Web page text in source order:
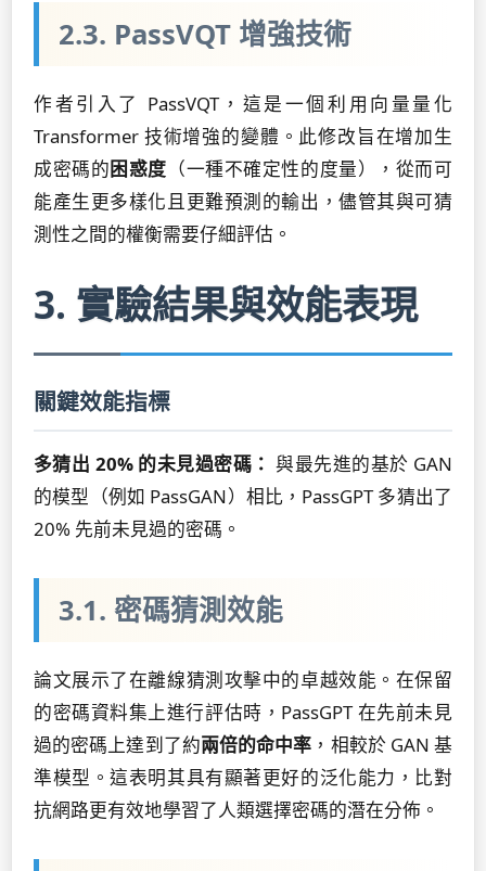
2.3. PassVQT 增強技術
作者引入了 PassVQT，這是一個利用向量量化
Transformer 技術增強的變體。此修改旨在增加生
成密碼的困惑度 （一種不確定性的度量），從而可
能產生更多樣化且更難預測的輸出，儘管其與可猜
測性之間的權衡需要仔細評估。
3. 實驗結果與效能表現
關鍵效能指標
多猜出 20% 的未見過密碼： 與最先進的基於 GAN
的模型（例如 PassGAN）相比，PassGPT 多猜出了
20% 先前未見過的密碼。
3.1. 密碼猜測效能
論文展示了在離線猜測攻擊中的卓越效能。在保留
的密碼資料集上進行評估時，PassGPT 在先前未見
過的密碼上達到了約兩倍的命中率 ，相較於 GAN 基
準模型。這表明其具有顯著更好的泛化能力，比對
抗網路更有效地學習了人類選擇密碼的潛在分佈。